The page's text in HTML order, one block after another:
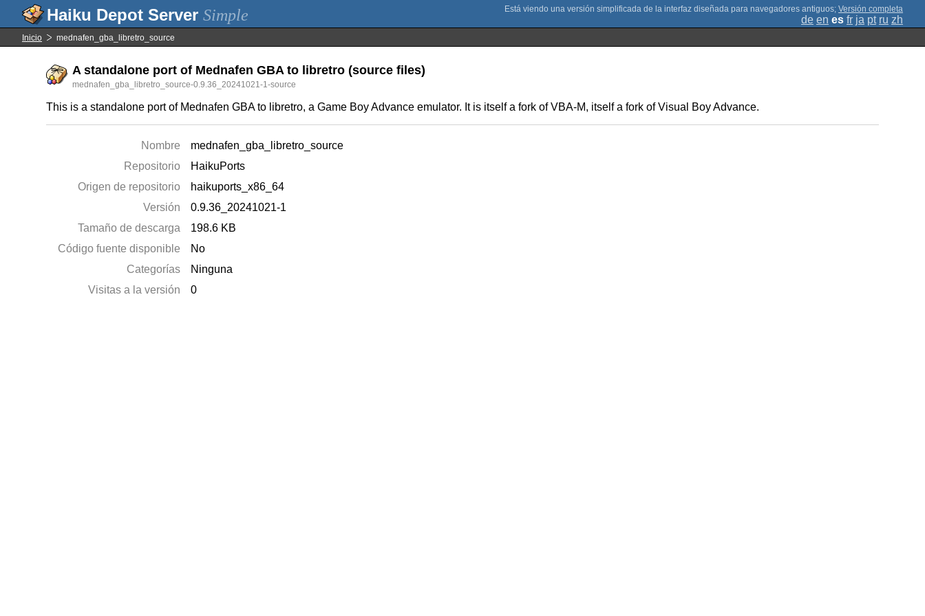
Simple ; Versión completa
de en es fr ja pt ru zh
Inicio mednafen_gba_libretro_source
A standalone port of Mednafen GBA to libretro (source files)
mednafen_gba_libretro_source-0.9.36_20241021-1-source
This is a standalone port of Mednafen GBA to libretro, a Game Boy Advance emulator. It is itself a fork of VBA-M, itself a fork of Visual Boy Advance.
Nombre
mednafen_gba_libretro_source
Repositorio
HaikuPorts
Origen de repositorio
haikuports_x86_64
Versión
0.9.36_20241021-1
Tamaño de descarga
198.6 KB
Código fuente disponible
No
Categorías
Ninguna
Visitas a la versión
0